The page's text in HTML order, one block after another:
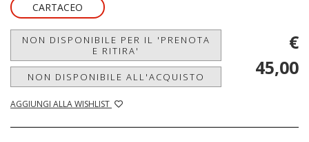
CARTACEO
NON DISPONIBILE PER IL 'PRENOTA
E RITIRA'
NON DISPONIBILE ALL'ACQUISTO
AGGIUNGI ALLA WISHLIST
€
45,00